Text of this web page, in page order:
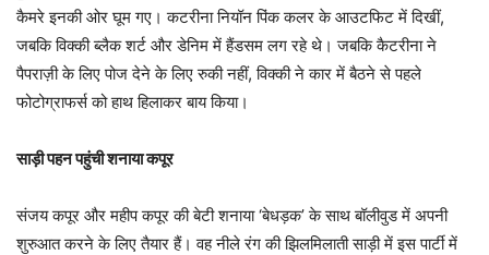
कैमरे इनकी ओर घूम गए। कटरीना नियॉन पिंक कलर के आउटफिट में दिखीं,
जबकि विक्की ब्लैक शर्ट और डेनिम में हैंडसम लग रहे थे। जबकि कैटरीना ने
पैपराज़ी के लिए पोज देने के लिए रुकी नहीं, विक्की ने कार में बैठने से पहले
फोटोग्राफर्स को हाथ हिलाकर बाय किया।
साड़ी पहन पहुंची शनाया कपूर
संजय कपूर और महीप कपूर की बेटी शनाया ‘बेधड़क’ के साथ बॉलीवुड में अपनी
शुरुआत करने के लिए तैयार हैं। वह नीले रंग की झिलमिलाती साड़ी में इस पार्टी में